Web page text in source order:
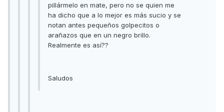
pillármelo en mate, pero no se quien me
ha dicho que a lo mejor es más sucio y se
notan antes pequeños golpecitos o
arañazos que en un negro brillo.
Realmente es así??
Saludos